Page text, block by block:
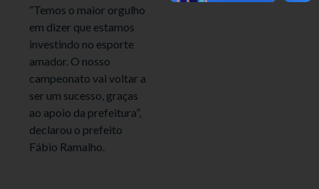
“Temos o maior orgulho
em dizer que estamos
investindo no esporte
amador. O nosso
campeonato vai voltar a
ser um sucesso, graças
ao apoio da prefeitura”,
declarou o prefeito
Fábio Ramalho.